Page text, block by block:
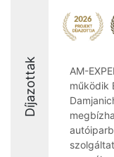
Díjazottak
AM-
működik